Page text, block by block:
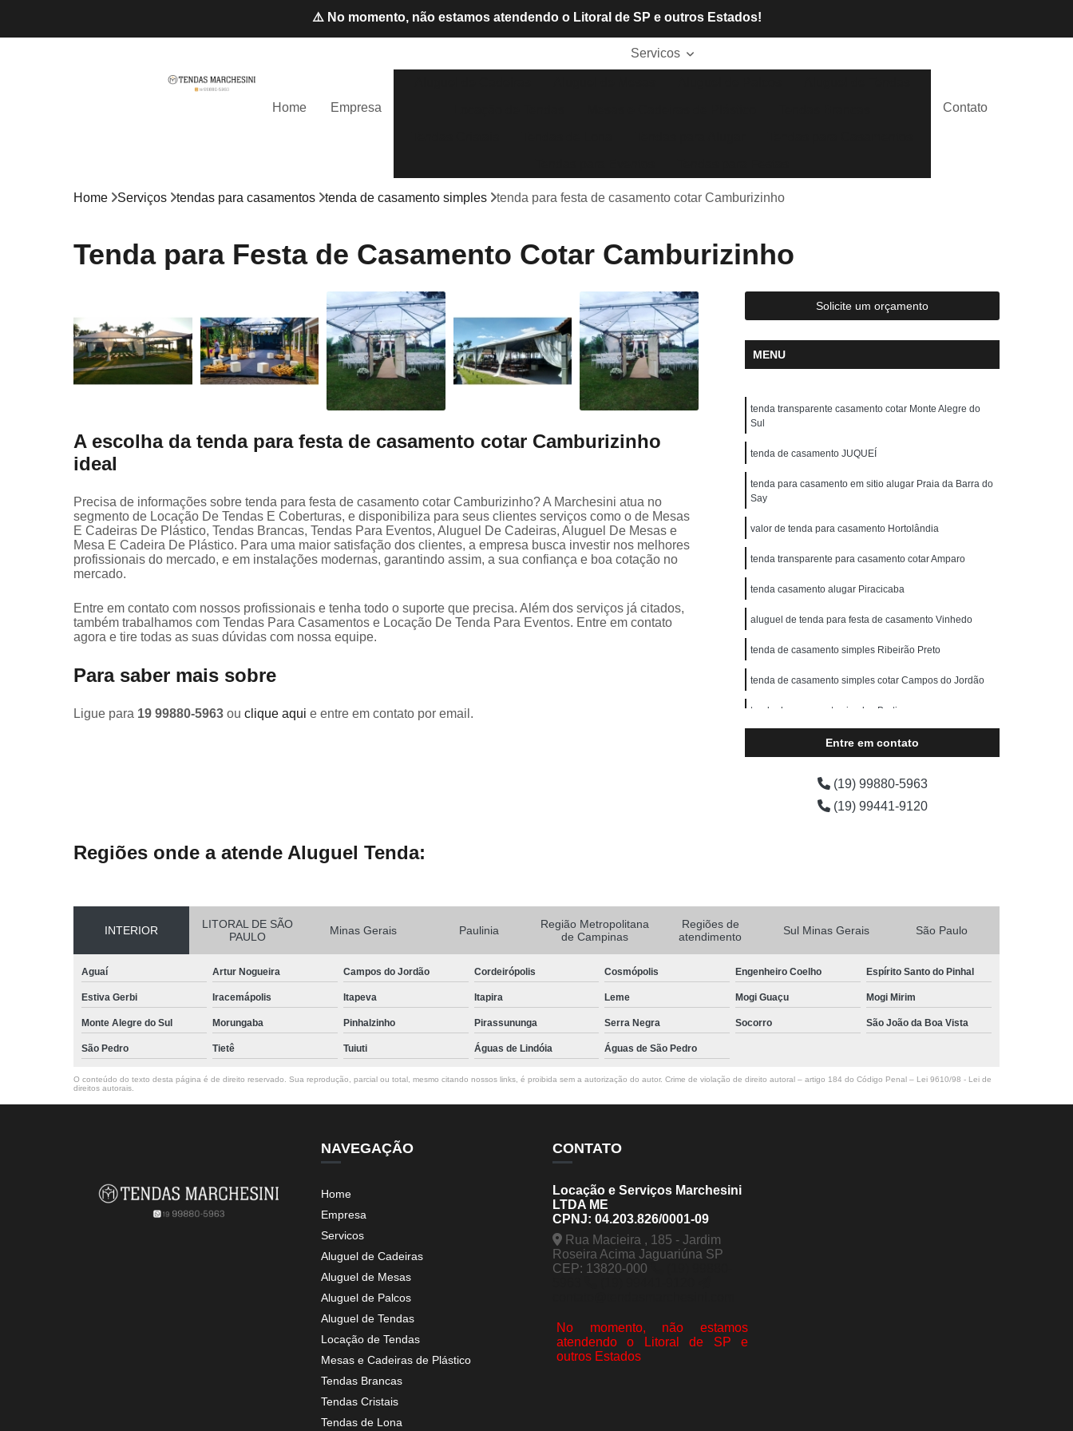
⚠️ No momento, não estamos atendendo o Litoral de SP e outros Estados!
Home Empresa
Servicos
Contato
Home Serviços tendas para casamentos tenda de casamento simples tenda para festa de casamento cotar Camburizinho
Tenda para Festa de Casamento Cotar Camburizinho
A escolha da tenda para festa de casamento cotar Camburizinho
ideal
Precisa de informações sobre tenda para festa de casamento cotar Camburizinho? A Marchesini atua no
segmento de Locação De Tendas E Coberturas, e disponibiliza para seus clientes serviços como o de Mesas
E Cadeiras De Plástico, Tendas Brancas, Tendas Para Eventos, Aluguel De Cadeiras, Aluguel De Mesas e
Mesa E Cadeira De Plástico. Para uma maior satisfação dos clientes, a empresa busca investir nos melhores
profissionais do mercado, e em instalações modernas, garantindo assim, a sua confiança e boa cotação no
mercado.
Entre em contato com nossos profissionais e tenha todo o suporte que precisa. Além dos serviços já citados,
também trabalhamos com Tendas Para Casamentos e Locação De Tenda Para Eventos. Entre em contato
agora e tire todas as suas dúvidas com nossa equipe.
Para saber mais sobre
Ligue para 19 99880-5963 ou clique aqui e entre em contato por email.
Solicite um orçamento
MENU
tenda transparente casamento cotar Monte Alegre do
Sul
tenda de casamento JUQUEÍ
tenda para casamento em sitio alugar Praia da Barra do
Say
valor de tenda para casamento Hortolândia
tenda transparente para casamento cotar Amparo
tenda casamento alugar Piracicaba
aluguel de tenda para festa de casamento Vinhedo
tenda de casamento simples Ribeirão Preto
tenda de casamento simples cotar Campos do Jordão
tenda de casamento simples Bertioga
Entre em contato
(19) 99880-5963
(19) 99441-9120
Regiões onde a atende Aluguel Tenda:
INTERIOR
LITORAL DE SÃO
PAULO
Minas Gerais Paulinia
Região Metropolitana
de Campinas
Regiões de
atendimento
Sul Minas Gerais São Paulo
Aguaí Artur Nogueira Campos do Jordão Cordeirópolis Cosmópolis Engenheiro Coelho Espírito Santo do Pinhal
Estiva Gerbi Iracemápolis Itapeva Itapira Leme Mogi Guaçu Mogi Mirim
Monte Alegre do Sul Morungaba Pinhalzinho Pirassununga Serra Negra Socorro São João da Boa Vista
São Pedro Tietê Tuiuti Águas de Lindóia Águas de São Pedro
O conteúdo do texto desta página é de direito reservado. Sua reprodução, parcial ou total, mesmo citando nossos links, é proibida sem a autorização do autor. Crime de violação de direito autoral – artigo 184 do Código Penal – Lei 9610/98 - Lei de
direitos autorais
NAVEGAÇÃO
Home
Empresa
Servicos
Aluguel de Cadeiras
Aluguel de Mesas
Aluguel de Palcos
Aluguel de Tendas
Locação de Tendas
Mesas e Cadeiras de Plástico
Tendas Brancas
Tendas Cristais
Tendas de Lona
CONTATO
Locação e Serviços Marchesini
LTDA ME
CPNJ: 04.203.826/0001-09
Rua Macieira , 185 - Jardim
Roseira Acima Jaguariúna SP
CEP: 13820-000
No momento, não estamos
atendendo o Litoral de SP e
outros Estados